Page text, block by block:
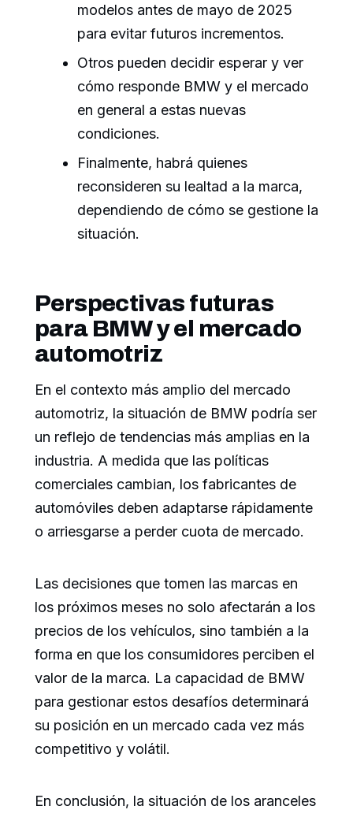
modelos antes de mayo de 2025
para evitar futuros incrementos.
Otros pueden decidir esperar y ver
cómo responde BMW y el mercado
en general a estas nuevas
condiciones.
Finalmente, habrá quienes
reconsideren su lealtad a la marca,
dependiendo de cómo se gestione la
situación.
Perspectivas futuras
para BMW y el mercado
automotriz
En el contexto más amplio del mercado
automotriz, la situación de BMW podría ser
un reflejo de tendencias más amplias en la
industria. A medida que las políticas
comerciales cambian, los fabricantes de
automóviles deben adaptarse rápidamente
o arriesgarse a perder cuota de mercado.
Las decisiones que tomen las marcas en
los próximos meses no solo afectarán a los
precios de los vehículos, sino también a la
forma en que los consumidores perciben el
valor de la marca. La capacidad de BMW
para gestionar estos desafíos determinará
su posición en un mercado cada vez más
competitivo y volátil.
En conclusión, la situación de los aranceles